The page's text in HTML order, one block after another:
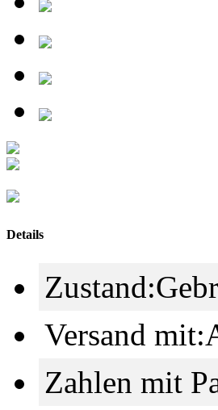
Details
Zustand:
Versand mit:
Zahlen mit